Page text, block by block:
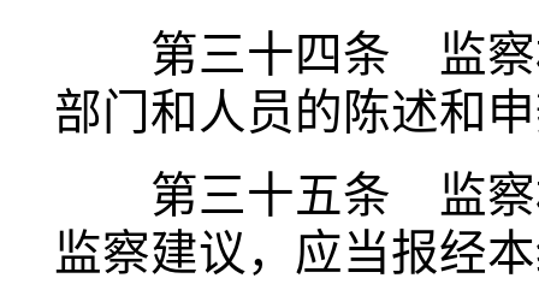
第三十四条 监察机
部门和人员的陈述和
第三十五条 监察机
监察建议，应当报经